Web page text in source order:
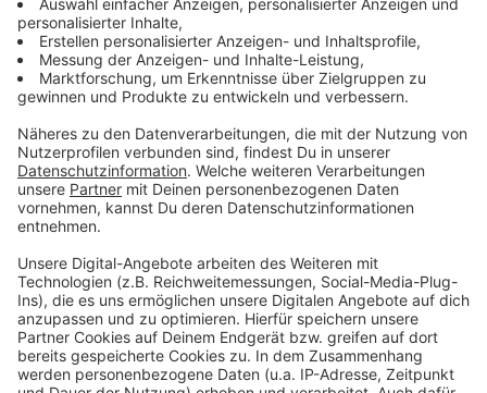
Anzeige
Rattenbefall in Leverkusener Kita - aber keine
Schließung nötig
Nach Schmierereien: Stromkästen in Leverkusen
übermalt
WM-Golf für TSV-Schwimmer Taliso Engel
Anzeige